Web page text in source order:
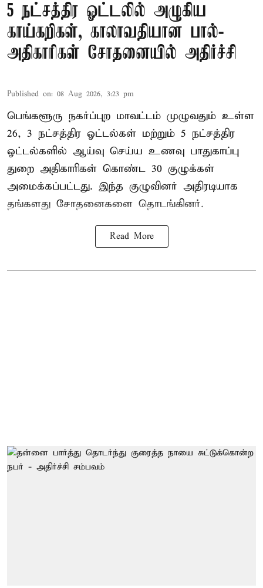
5 நட்சத்திர ஓட்டலில் அழுகிய
காய்கறிகள், காலாவதியான பால்-
அதிகாரிகள் சோதனையில் அதிர்ச்சி
Published on: 08 Aug 2026, 3:23 pm
பெங்களூரு நகர்ப்புற மாவட்டம் முழுவதும் உள்ள
26, 3 நட்சத்திர ஓட்டல்கள் மற்றும் 5 நட்சத்திர
ஓட்டல்களில் ஆய்வு செய்ய உணவு பாதுகாப்பு
துறை அதிகாரிகள் கொண்ட 30 குழுக்கள்
அமைக்கப்பட்டது. இந்த குழுவினர் அதிரடியாக
தங்களது சோதனைகளை தொடங்கினர்.
Read More